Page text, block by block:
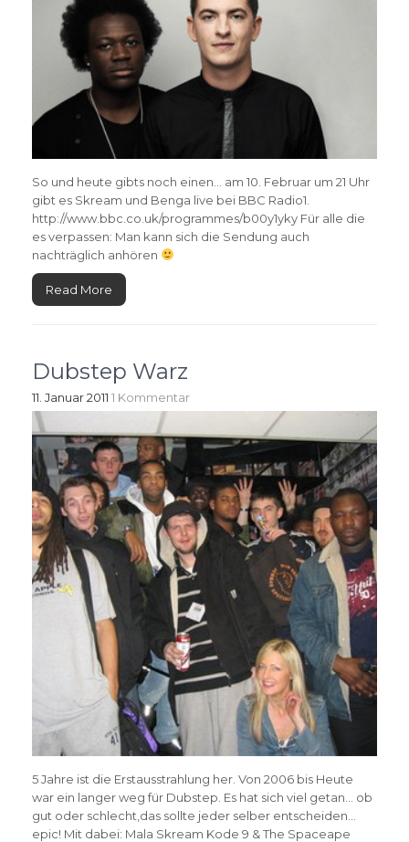
So und heute gibts noch einen… am 10. Februar um 21 Uhr
gibt es Skream und Benga live bei BBC Radio1.
http://www.bbc.co.uk/programmes/b00y1yky Für alle die
es verpassen: Man kann sich die Sendung auch
nachträglich anhören
Read More
Dubstep Warz
11. Januar 2011 1 Kommentar
5 Jahre ist die Erstausstrahlung her. Von 2006 bis Heute
war ein langer weg für Dubstep. Es hat sich viel getan… ob
gut oder schlecht,das sollte jeder selber entscheiden…
epic! Mit dabei: Mala Skream Kode 9 & The Spaceape